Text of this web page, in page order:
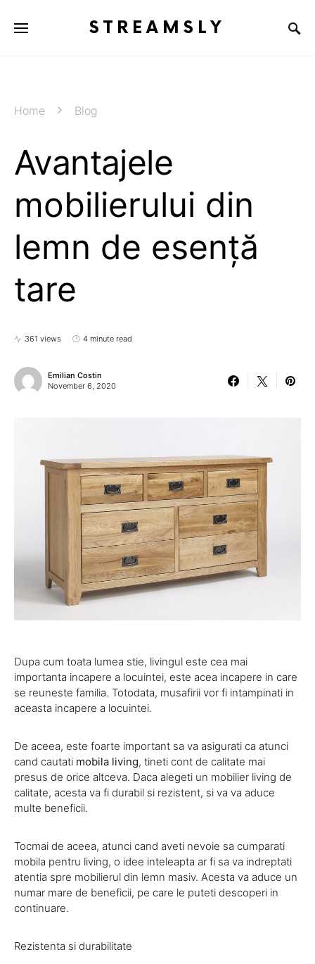
STREAMSLY
Home Blog
Avantajele
mobilierului din
lemn de esență
tare
361 views 4 minute read
Emilian Costin
November 6, 2020
Dupa cum toata lumea stie, livingul este cea mai
importanta incapere a locuintei, este acea incapere in care
se reuneste familia. Totodata, musafirii vor fi intampinati in
aceasta incapere a locuintei.
De aceea, este foarte important sa va asigurati ca atunci
cand cautati mobila living, tineti cont de calitate mai
presus de orice altceva. Daca alegeti un mobilier living de
calitate, acesta va fi durabil si rezistent, si va va aduce
multe beneficii.
Tocmai de aceea, atunci cand aveti nevoie sa cumparati
mobila pentru living, o idee inteleapta ar fi sa va indreptati
atentia spre mobilierul din lemn masiv. Acesta va aduce un
numar mare de beneficii, pe care le puteti descoperi in
continuare.
Rezistenta si durabilitate